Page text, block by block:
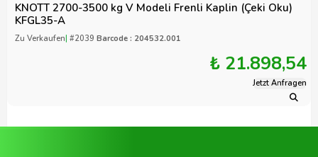
KNOTT 2700-3500 kg V Modeli Frenli Kaplin (Çeki Oku)
KFGL35-A
Zu Verkaufen| #2039 Barcode : 204532.001
₺ 21.898,54
Jetzt Anfragen